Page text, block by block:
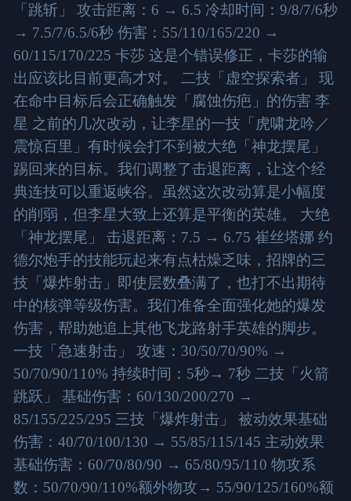
「跳斩」 攻击距离：6 → 6.5 冷却时间：9/8/7/6秒
→ 7.5/7/6.5/6秒 伤害：55/110/165/220 →
60/115/170/225 卡莎 这是个错误修正，卡莎的输
出应该比目前更高才对。 二技「虚空探索者」 现
在命中目标后会正确触发「腐蚀伤疤」的伤害 李
星 之前的几次改动，让李星的一技「虎啸龙吟／
震惊百里」有时候会打不到被大绝「神龙摆尾」
踢回来的目标。我们调整了击退距离，让这个经
典连技可以重返峡谷。虽然这次改动算是小幅度
的削弱，但李星大致上还算是平衡的英雄。 大绝
「神龙摆尾」 击退距离：7.5 → 6.75 崔丝塔娜 约
德尔炮手的技能玩起来有点枯燥乏味，招牌的三
技「爆炸射击」即使层数叠满了，也打不出期待
中的核弹等级伤害。我们准备全面强化她的爆发
伤害，帮助她追上其他飞龙路射手英雄的脚步。
一技「急速射击」 攻速：30/50/70/90% →
50/70/90/110% 持续时间：5秒→ 7秒 二技「火箭
跳跃」 基础伤害：60/130/200/270 →
85/155/225/295 三技「爆炸射击」 被动效果基础
伤害：40/70/100/130 → 55/85/115/145 主动效果
基础伤害：60/70/80/90 → 65/80/95/110 物攻系
数：50/70/90/110%额外物攻→ 55/90/125/160%额